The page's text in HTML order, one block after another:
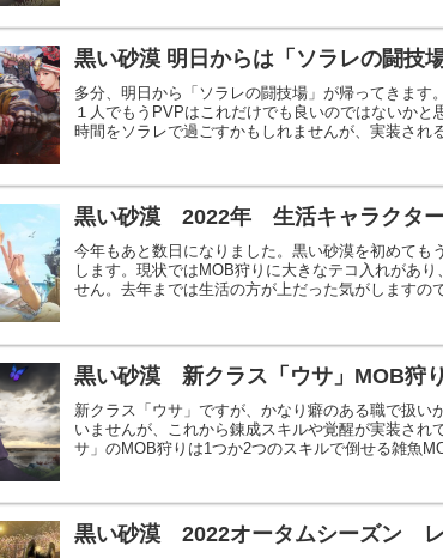
黒い砂漠 明日からは「ソラレの闘技
多分、明日から「ソラレの闘技場」が帰ってきま
１人でもうPVPはこれだけでも良いのではないか
時間をソラレで過ごすかもしれませんが、実装され
黒い砂漠 2022年 生活キャラクター
今年もあと数日になりました。黒い砂漠を初めて
します。現状ではMOB狩りに大きなテコ入れがあ
せん。去年までは生活の方が上だった気がしますの
黒い砂漠 新クラス「ウサ」MOB狩り
新クラス「ウサ」ですが、かなり癖のある職で扱
いませんが、これから錬成スキルや覚醒が実装さ
サ」のMOB狩りは1つか2つのスキルで倒せる雑魚
黒い砂漠 2022オータムシーズン